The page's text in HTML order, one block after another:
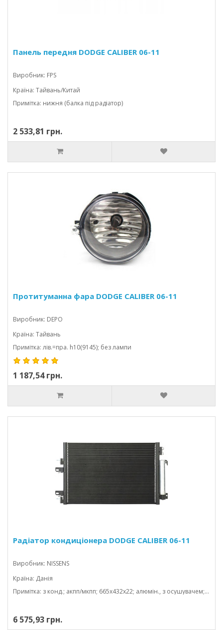
Панель передня DODGE CALIBER 06-11
Виробник: FPS
Країна: Тайвань/Китай
Примітка: нижня (балка під радіатор)
2 533,81 грн.
Протитуманна фара DODGE CALIBER 06-11
Виробник: DEPO
Країна: Тайвань
Примітка: лів.=пра. h10(9145); без лампи
1 187,54 грн.
Радіатор кондиціонера DODGE CALIBER 06-11
Виробник: NISSENS
Країна: Данія
Примітка: з конд.; акпп/мкпп; 665x432x22; алюмін., з осушувачем; usa; (1.8/2.0/2.4)
6 575,93 грн.